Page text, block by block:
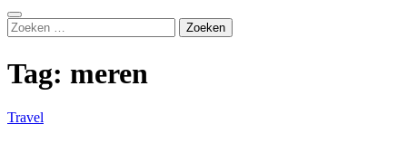
Zoeken
Zoeken
naar:
Tag: meren
Travel